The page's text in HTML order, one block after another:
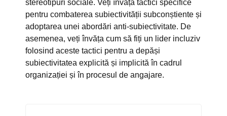
stereotipuri sociale. Veți învăța tactici specifice
pentru combaterea subiectivității subconștiente și
adoptarea unei abordări anti-subiectivitate. De
asemenea, veți învăța cum să fiți un lider incluziv
folosind aceste tactici pentru a depăși
subiectivitatea explicită și implicită în cadrul
organizației și în procesul de angajare.